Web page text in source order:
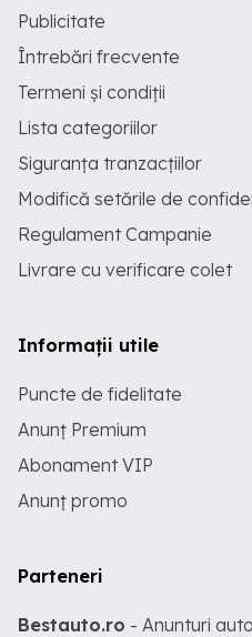
Publicitate
Întrebări frecvente
Termeni și condiții
Lista categoriilor
Siguranța tranzacțiilor
Modifică setările de
Regulament Campanie
Livrare cu verificare colet
Informații utile
Puncte de fidelitate
Anunț Premium
Abonament VIP
Anunț promo
Parteneri
Bestauto.ro - Anunturi